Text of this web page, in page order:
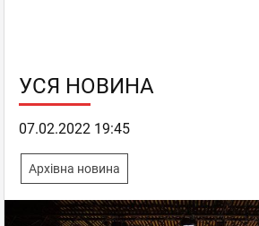
УСЯ НОВИНА
07.02.2022 19:45
Архівна новина